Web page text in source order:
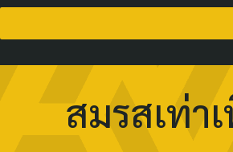
สมรสเท่า